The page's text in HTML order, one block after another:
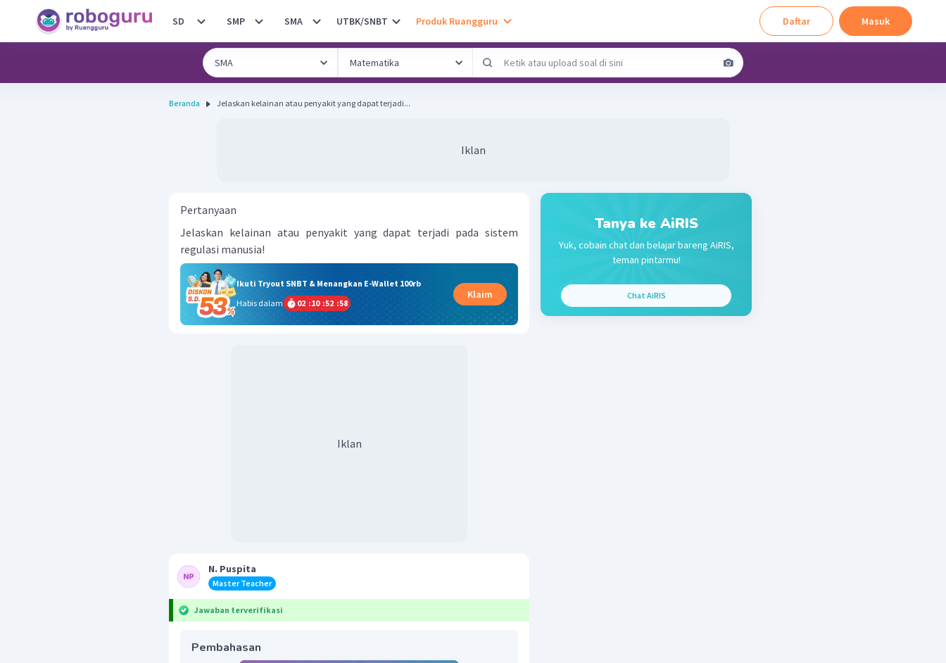
SD SMP SMA UTBK/SNBT Produk Ruangguru Daftar Masuk
Beranda Jelaskan kelainan atau penyakit yang dapat terjadi...
Iklan
Pertanyaan
Jelaskan kelainan atau penyakit yang dapat terjadi pada sistem
regulasi manusia!
Ikuti Tryout SNBT & Menangkan E-Wallet 100rb
Habis dalam
02 :10 :52 :57
Klaim
Iklan
N. Puspita
Master Teacher
Jawaban terverifikasi
Pembahasan
Tanya ke AiRIS
Yuk, cobain chat dan belajar bareng AiRIS,
teman pintarmu!
Chat AiRIS